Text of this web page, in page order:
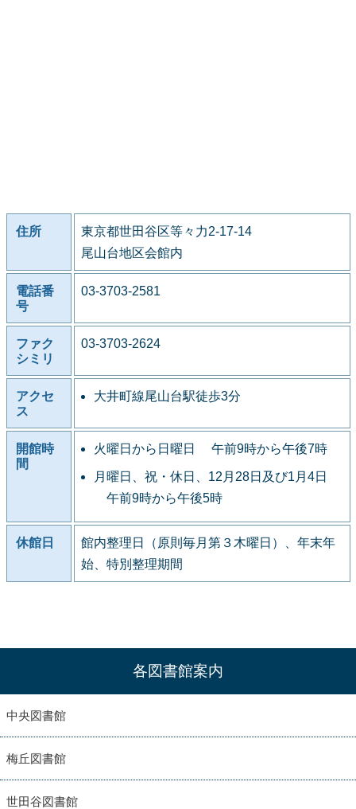
住所
東京都世田谷区等々力2-17-14
尾山台地区会館内
電話番
号
03-3703-2581
ファク
シミリ
03-3703-2624
アクセ
ス
大井町線尾山台駅徒歩3分
開館時
間
火曜日から日曜日 午前9時から午後7時
月曜日、祝・休日、12月28日及び1月4日
午前9時から午後5時
休館日
館内整理日（原則毎月第３木曜日）、年末年
始、特別整理期間
各図書館案内
中央図書館
梅丘図書館
世田谷図書館